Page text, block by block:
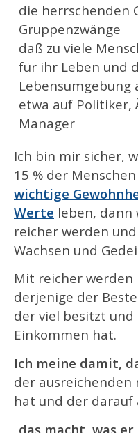
die herrschenden
Gruppenzwänge
daß zu viele
für ihr Leben und
Lebensumgebung
etwa auf Politiker,
Manager
Ich bin mir sicher,
15 % der
wichtige
Werte leben, dann
reicher werden
Wachsen und
Mit reicher
derjenige der
der viel besitzt
Einkommen hat.
Ich meine damit,
der
hat und der darauf
das macht, was